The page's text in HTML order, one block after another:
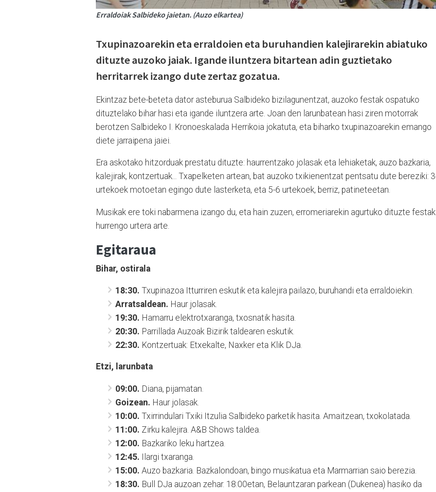
Erraldoiak Salbideko jaietan. (Auzo elkartea)
Txupinazoarekin eta erraldoien eta buruhandien kalejirarekin abiatuko
dituzte auzoko jaiak. Igande iluntzera bitartean adin guztietako
herritarrek izango dute zertaz gozatua.
Ekintzaz bete-beteta dator asteburua Salbideko bizilagunentzat, auzoko festak ospatuko
dituztelako bihar hasi eta igande iluntzera arte. Joan den larunbatean hasi ziren motorrak
berotzen Salbideko I. Kronoeskalada Herrikoia jokatuta, eta biharko txupinazoarekin emango
diete jarraipena jaiei.
Era askotako hitzorduak prestatu dituzte: haurrentzako jolasak eta lehiaketak, auzo bazkaria,
kalejirak, kontzertuak... Txapelketen artean, bat auzoko txikienentzat pentsatu dute bereziki:
urtekoek motoetan egingo dute lasterketa, eta 5-6 urtekoek, berriz, patineteetan.
Musikak ere toki nabarmena izango du, eta hain zuzen, erromeriarekin agurtuko dituzte festak
hurrengo urtera arte.
Egitaraua
Bihar, ostirala
18:30. Txupinazoa Itturriren eskutik eta kalejira pailazo, buruhandi eta erraldoiekin.
Arratsaldean. Haur jolasak.
19:30. Hamarru elektrotxaranga, txosnatik hasita.
20:30. Parrillada Auzoak Bizirik taldearen eskutik.
22:30. Kontzertuak: Etxekalte, Naxker eta Klik DJa.
Etzi, larunbata
09:00. Diana, pijamatan.
Goizean. Haur jolasak.
10:00. Txirrindulari Txiki Itzulia Salbideko parketik hasita. Amaitzean, txokolatada.
11:00. Zirku kalejira. A&B Shows taldea.
12:00. Bazkariko leku hartzea.
12:45. Ilargi txaranga.
15:00. Auzo bazkaria. Bazkalondoan, bingo musikatua eta Marmarrian saio berezia.
18:30. Bull DJa auzoan zehar. 18:00etan, Belauntzaran parkean (Dukenea) hasiko da